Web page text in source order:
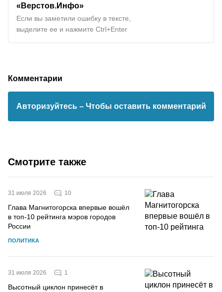
«Верстов.Инфо»
Если вы заметили ошибку в тексте,
выделите ее и нажмите Ctrl+Enter
Комментарии
Авторизуйтесь – Чтобы оставить комментарий
Смотрите также
31 июля 2026 10
Глава Магнитогорска впервые вошёл
в топ-10 рейтинга мэров городов
России
ПОЛИТИКА
31 июля 2026 1
Высотный циклон принесёт в